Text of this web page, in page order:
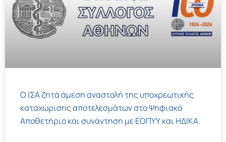
Ο ΙΣΑ ζητά άμεση αναστολή της υποχρεωτικής
καταχώρισης αποτελεσμάτων στο Ψηφιακό
Αποθετήριο και συνάντηση με ΕΟΠΥΥ και ΗΔΙΚΑ